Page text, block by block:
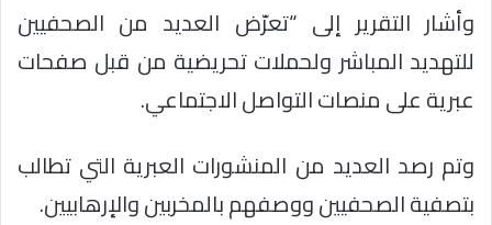
وأشار التقرير إلى “تعرّض العديد من الصحفيين
للتهديد المباشر ولحملات تحريضية من قبل صفحات
عبرية على منصات التواصل الاجتماعي.
وتم رصد العديد من المنشورات العبرية التي تطالب
بتصفية الصحفيين ووصفهم بالمخربين والإرهابيين.